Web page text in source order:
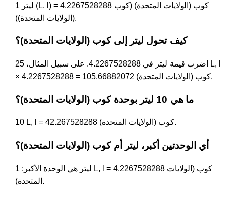
1 ليتر (L, l) = 4.2267528288 كوب (الولايات المتحدة) (كوب
(الولايات المتحدة)).
كيف تحول ليتر إلى كوب (الولايات المتحدة)؟
اضرب قيمة ليتر في 4.2267528288. على سبيل المثال، 25 L, l
× 4.2267528288 = 105.66882072 كوب (الولايات المتحدة).
ما هي 10 ليتر بوحدة كوب (الولايات المتحدة)؟
10 L, l = 42.267528288 كوب (الولايات المتحدة).
أي الوحدتين أكبر، ليتر أم كوب (الولايات المتحدة)؟
ليتر هي الوحدة الأكبر: 1 L, l = 4.2267528288 كوب (الولايات
المتحدة).